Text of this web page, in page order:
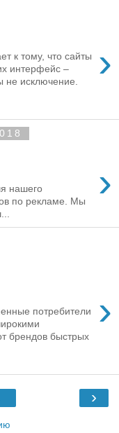
›
к тому, что сайты
интерфейс –
исключение.
›
нашего
по рекламе. Мы
›
потребители
брендов быстрых
›